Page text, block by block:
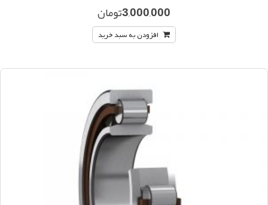
3,000,000تومان
افزودن به سبد خرید